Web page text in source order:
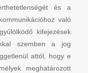
és a
való
kifejezések
szemben a jog
attól, hogy e
meghatározott